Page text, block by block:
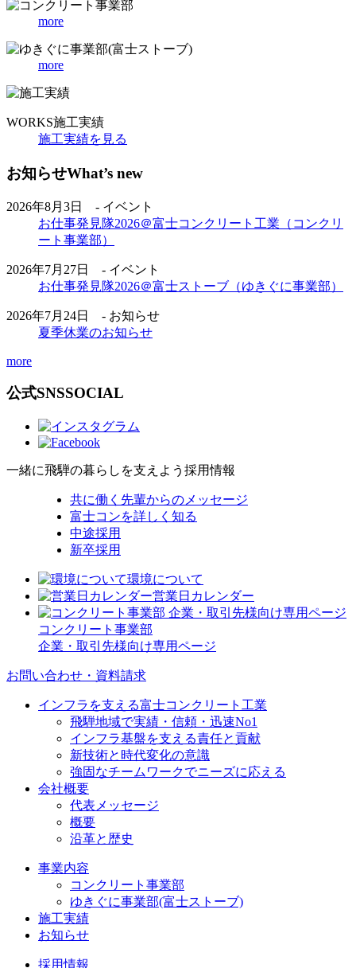
more
more
WORKS施工実績
施工実績を見る
お知らせWhat’s new
2026年8月3日 - イベント
お仕事発見隊2026＠富士コンクリート工業（コンクリ
ート事業部）
2026年7月27日 - イベント
お仕事発見隊2026＠富士ストーブ（ゆきぐに事業部）
2026年7月24日 - お知らせ
夏季休業のお知らせ
more
公式SNSSOCIAL
一緒に飛騨の暮らしを支えよう 採用情報
共に働く先輩からのメッセージ
富士コンを詳しく知る
中途採用
新卒採用
環境について
営業日カレンダー
コンクリート事業部
企業・取引先様向け専用ページ
お問い合わせ・資料請求
インフラを支える富士コンクリート工業
飛騨地域で実績・信頼・迅速No1
インフラ基盤を支える責任と貢献
新技術と時代変化の意識
強固なチームワークでニーズに応える
会社概要
代表メッセージ
概要
沿革と歴史
事業内容
コンクリート事業部
ゆきぐに事業部(富士ストーブ)
施工実績
お知らせ
採用情報